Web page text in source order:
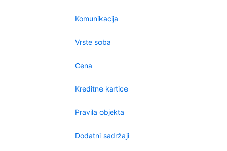
Komunikacija
Vrste soba
Cena
Kreditne kartice
Pravila objekta
Dodatni sadržaji